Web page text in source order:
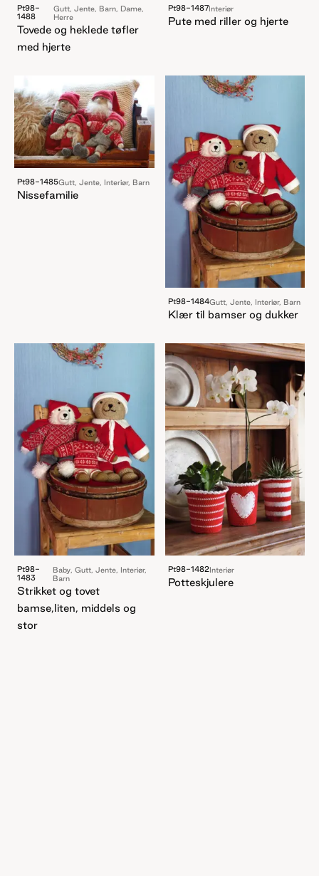
Pt98-
1488
Gutt, Jente, Barn, Dame,
Herre
Tovede og heklede tøfler
med hjerte
Pt98-1487Interiør
Pute med riller og hjerte
Pt98-1485Gutt, Jente, Interiør, Barn
Nissefamilie
Pt98-1484Gutt, Jente, Interiør, Barn
Klær til bamser og dukker
Pt98-
1483
Baby, Gutt, Jente, Interiør,
Barn
Strikket og tovet
bamse,liten, middels og
stor
Pt98-1482Interiør
Potteskjulere